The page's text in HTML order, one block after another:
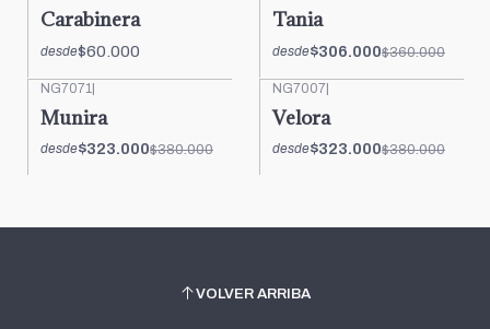
Carabinera
desde$60.000
Tania
desde$306.000$360.000
NG7071 |
Munira
desde$323.000$380.000
NG7007|
Velora
desde$323.000$380.000
VOLVER ARRIBA